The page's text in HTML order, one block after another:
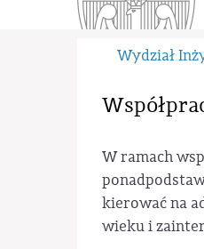
Wydział
W ramach
kierować na
wieku i